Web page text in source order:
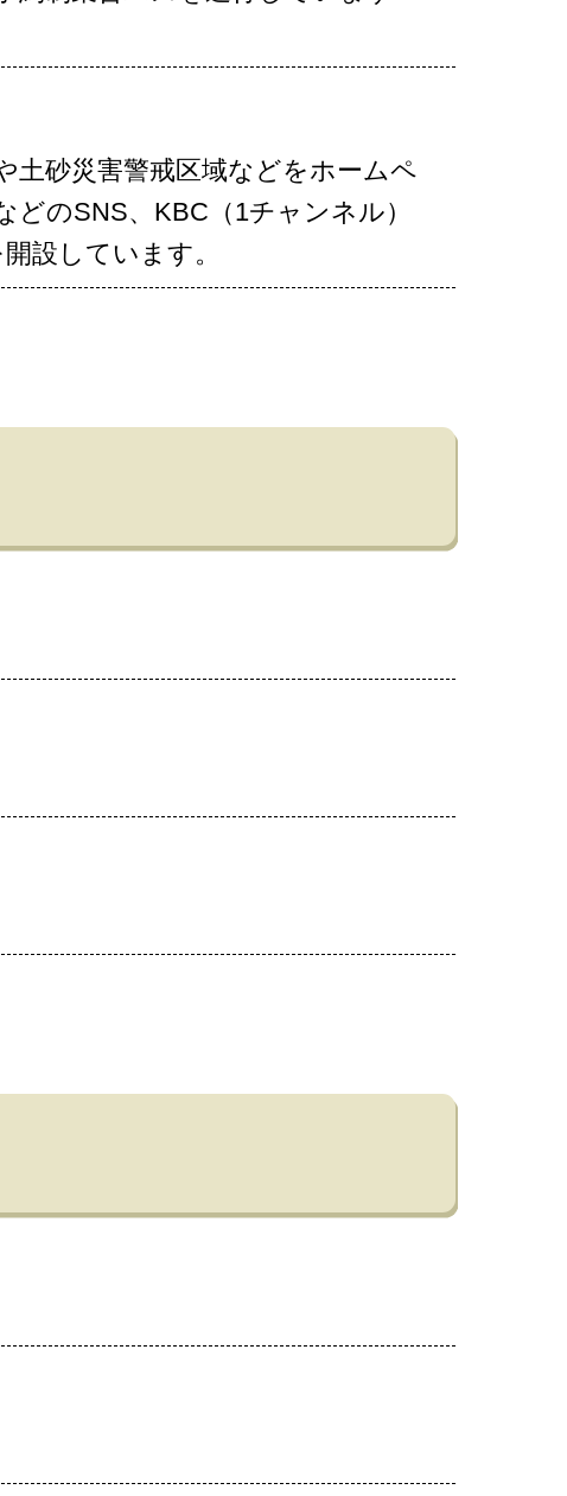
土砂災害警戒区域などをホームペ
のSNS、KBC（1チャンネル）
設しています。